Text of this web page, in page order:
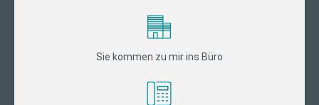
Sie kommen zu mir ins Büro